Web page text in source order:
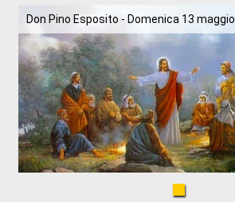
Don Pino Esposito - Domenica 13 maggio